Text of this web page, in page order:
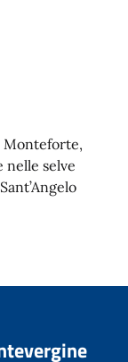
Monteforte,
nelle selve